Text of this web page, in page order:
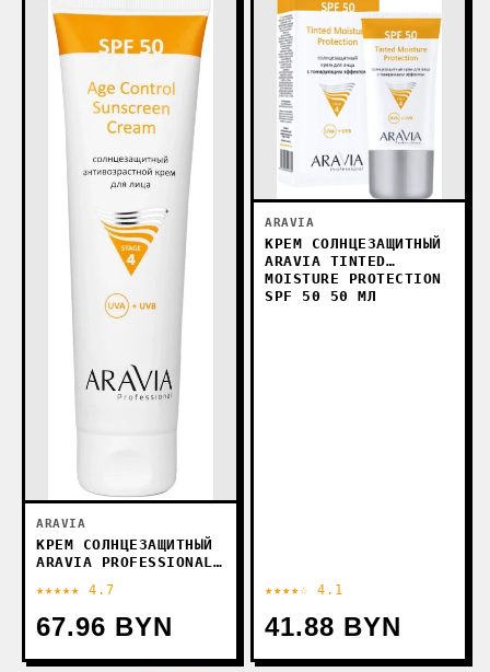
ARAVIA
КРЕМ СОЛНЦЕЗАЩИТНЫЙ
ARAVIA PROFESSIONAL
SUNSCREEN CREAM
SPF50 (100 МЛ)
★★★★★ 4.7
67.96 BYN
ARAVIA
КРЕМ СОЛНЦЕЗАЩИТНЫЙ
ARAVIA TINTED
MOISTURE PROTECTION
SPF 50 50 МЛ
★★★★☆ 4.1
41.88 BYN